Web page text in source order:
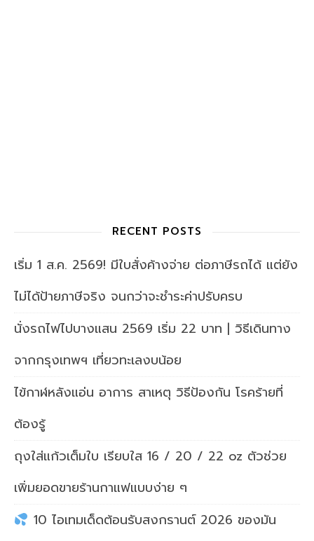
RECENT POSTS
เริ่ม 1 ส.ค. 2569! มีใบสั่งค้างจ่าย ต่อภาษีรถได้ แต่ยัง
ไม่ได้ป้ายภาษีจริง จนกว่าจะชำระค่าปรับครบ
นั่งรถไฟไปบางแสน 2569 เริ่ม 22 บาท | วิธีเดินทาง
จากกรุงเทพฯ เที่ยวทะเลงบน้อย
ไข้กาฬหลังแอ่น อาการ สาเหตุ วิธีป้องกัน โรคร้ายที่
ต้องรู้
ถุงใส่แก้วเต็มใบ เรียบใส 16 / 20 / 22 oz ตัวช่วย
เพิ่มยอดขายร้านกาแฟแบบง่าย ๆ
10 ไอเทมเด็ดต้อนรับสงกรานต์ 2026 ของมัน